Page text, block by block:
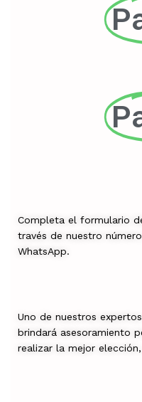
Completa el formulario
través de nuestro
WhatsApp.
Uno de nuestros
brindará asesoramiento
realizar la mejor